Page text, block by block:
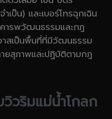
เป็น) และเบอร์โทรฉุกเฉิน
ารพวัฒนธรรมและกฎ
าสเป็นพื้นที่ที่มีวัฒนธรรม
ยสุภาพและปฏิบัติตามกฎ
วริมแม่น้ำโกลก